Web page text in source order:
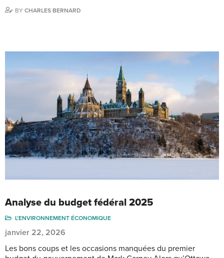
BY CHARLES BERNARD
Analyse du budget fédéral 2025
L’ENVIRONNEMENT ÉCONOMIQUE
janvier 22, 2026
Les bons coups et les occasions manquées du premier